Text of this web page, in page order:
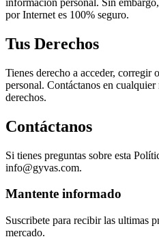
por Internet es 100% seguro.
Tus Derechos
Tienes derecho a acceder, corregir
personal. Contáctanos en
derechos.
Contáctanos
Si tienes preguntas sobre esta
info@gyvas.com.
Mantente informado
Suscribete para recibir las ultimas
mercado.